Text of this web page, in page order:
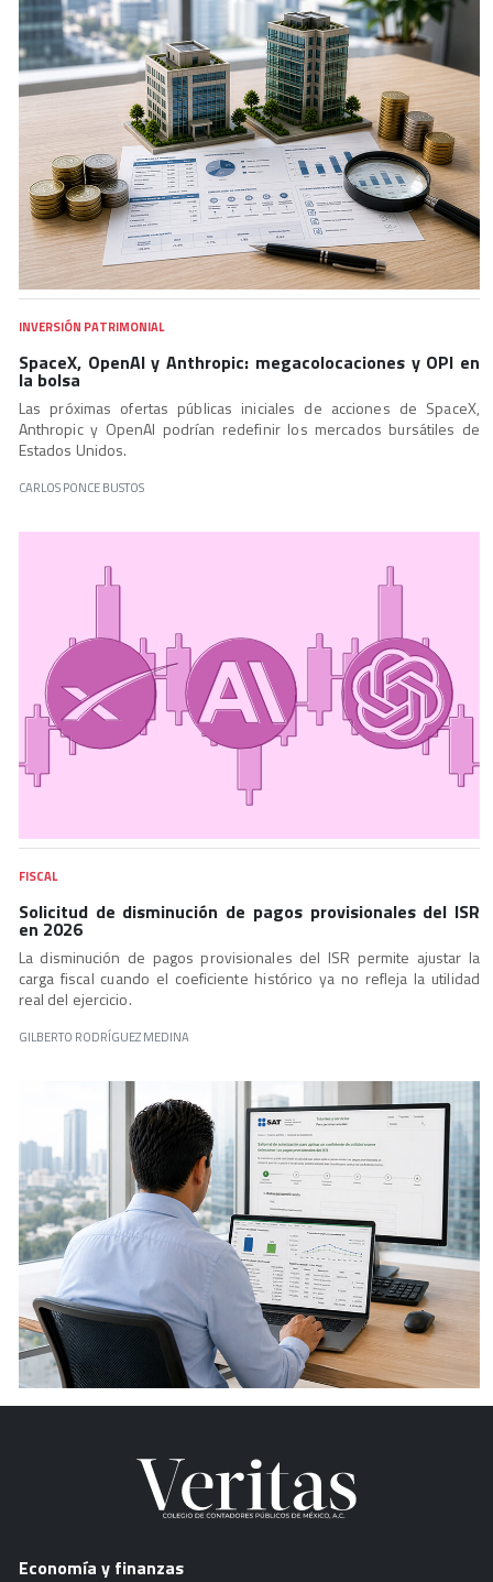
INVERSIÓN PATRIMONIAL
SpaceX, OpenAI y Anthropic: megacolocaciones y OPI en
la bolsa
Las próximas ofertas públicas iniciales de acciones de SpaceX,
Anthropic y OpenAI podrían redefinir los mercados bursátiles de
Estados Unidos.
CARLOS PONCE BUSTOS
FISCAL
Solicitud de disminución de pagos provisionales del ISR
en 2026
La disminución de pagos provisionales del ISR permite ajustar la
carga fiscal cuando el coeficiente histórico ya no refleja la utilidad
real del ejercicio.
GILBERTO RODRÍGUEZ MEDINA
Economía y finanzas